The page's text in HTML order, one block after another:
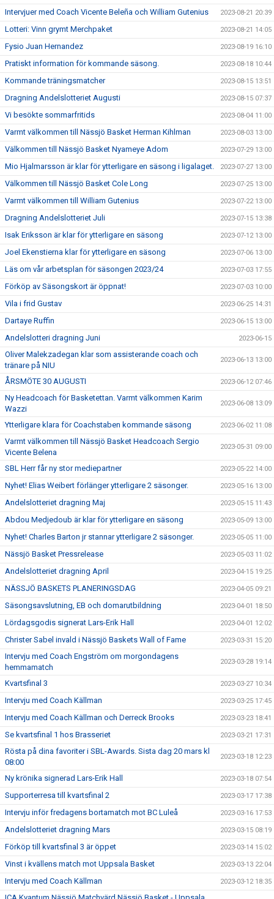
Intervjuer med Coach Vicente Beleña och William Gutenius 2023-08-21 20:39
Lotteri: Vinn grymt Merchpaket 2023-08-21 14:05
Fysio Juan Hernandez 2023-08-19 16:10
Pratiskt information för kommande säsong. 2023-08-18 10:44
Kommande träningsmatcher 2023-08-15 13:51
Dragning Andelslotteriet Augusti 2023-08-15 07:37
Vi besökte sommarfritids 2023-08-04 11:00
Varmt välkommen till Nässjö Basket Herman Kihlman 2023-08-03 13:00
Välkommen till Nässjö Basket Nyameye Adom 2023-07-29 13:00
Mio Hjalmarsson är klar för ytterligare en säsong i ligalaget. 2023-07-27 13:00
Välkommen till Nässjö Basket Cole Long 2023-07-25 13:00
Varmt välkommen till William Gutenius 2023-07-22 13:00
Dragning Andelslotteriet Juli 2023-07-15 13:38
Isak Eriksson är klar för ytterligare en säsong 2023-07-12 13:00
Joel Ekenstierna klar för ytterligare en säsong 2023-07-06 13:00
Läs om vår arbetsplan för säsongen 2023/24 2023-07-03 17:55
Förköp av Säsongskort är öppnat! 2023-07-03 10:00
Vila i frid Gustav 2023-06-25 14:31
Dartaye Ruffin 2023-06-15 13:00
Andelslotteri dragning Juni 2023-06-15
Oliver Malekzadegan klar som assisterande coach och
tränare på NIU
2023-06-13 13:00
ÅRSMÖTE 30 AUGUSTI 2023-06-12 07:46
Ny Headcoach för Basketettan. Varmt välkommen Karim
Wazzi
2023-06-08 13:09
Ytterligare klara för Coachstaben kommande säsong 2023-06-02 11:08
Varmt välkommen till Nässjö Basket Headcoach Sergio
Vicente Belena
2023-05-31 09:00
SBL Herr får ny stor mediepartner 2023-05-22 14:00
Nyhet! Elias Weibert förlänger ytterligare 2 säsonger. 2023-05-16 13:00
Andelslotteriet dragning Maj 2023-05-15 11:43
Abdou Medjedoub är klar för ytterligare en säsong 2023-05-09 13:00
Nyhet! Charles Barton jr stannar ytterligare 2 säsonger. 2023-05-05 11:00
Nässjö Basket Pressrelease 2023-05-03 11:02
Andelslotteriet dragning April 2023-04-15 19:25
NÄSSJÖ BASKETS PLANERINGSDAG 2023-04-05 09:21
Säsongsavslutning, EB och domarutbildning 2023-04-01 18:50
Lördagsgodis signerat Lars-Erik Hall 2023-04-01 12:02
Christer Sabel invald i Nässjö Baskets Wall of Fame 2023-03-31 15:20
Intervju med Coach Engström om morgondagens
hemmamatch
2023-03-28 19:14
Kvartsfinal 3 2023-03-27 10:34
Intervju med Coach Källman 2023-03-25 17:45
Intervju med Coach Källman och Derreck Brooks 2023-03-23 18:41
Se kvartsfinal 1 hos Brasseriet 2023-03-21 17:31
Rösta på dina favoriter i SBL-Awards. Sista dag 20 mars kl
08:00
2023-03-18 12:23
Ny krönika signerad Lars-Erik Hall 2023-03-18 07:54
Supporterresa till kvartsfinal 2 2023-03-17 17:38
Intervju inför fredagens bortamatch mot BC Luleå 2023-03-16 17:53
Andelslotteriet dragning Mars 2023-03-15 08:19
Förköp till kvartsfinal 3 är öppet 2023-03-14 15:02
Vinst i kvällens match mot Uppsala Basket 2023-03-13 22:04
Intervju med Coach Källman 2023-03-12 18:35